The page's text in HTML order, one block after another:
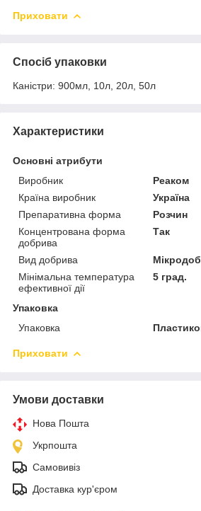
Приховати
Спосіб упаковки
Каністри: 900мл, 10л, 20л, 50л
Характеристики
Основні атрибути
Виробник
Реаком
Країна виробник
Україна
Препаративна форма
Розчин
Концентрована форма
добрива
Так
Вид добрива
Мінімальна температура
ефективної дії
5 град.
Упаковка
Упаковка
Приховати
Умови доставки
Нова Пошта
Укрпошта
Самовивіз
Доставка кур'єром